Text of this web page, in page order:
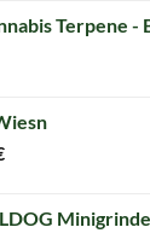
2,00€.Terpene -